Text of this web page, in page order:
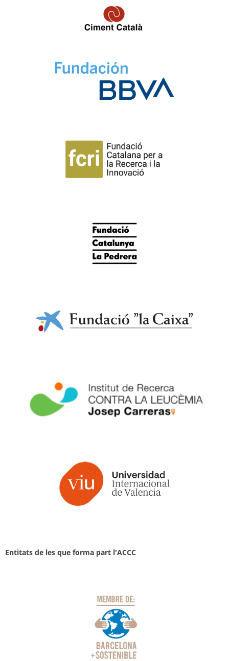
Entitats de les que forma part l'ACCC